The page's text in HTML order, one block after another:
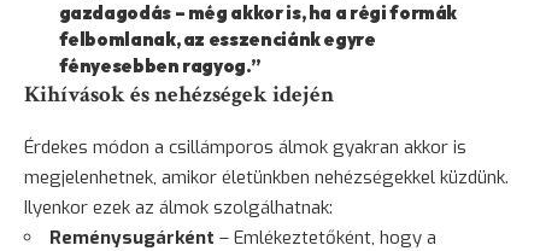
gazdagodás – még akkor is, ha a régi formák
felbomlanak, az esszenciánk egyre
fényesebben ragyog.”
Kihívások és nehézségek idején
Érdekes módon a csillámporos álmok gyakran akkor is
megjelenhetnek, amikor életünkben nehézségekkel küzdünk.
Ilyenkor ezek az álmok szolgálhatnak:
Reménysugárként – Emlékeztetőként, hogy a